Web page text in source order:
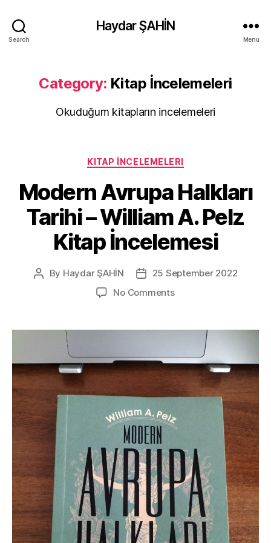
Search
Haydar ŞAHİN
Menu
Category: Kitap İncelemeleri
Okuduğum kitapların incelemeleri
Categories
KITAP İNCELEMELERI
Modern Avrupa Halkları
Tarihi – William A. Pelz
Kitap İncelemesi
Post
By Haydar ŞAHİN
Post25 September 2022
No Commentson
Halkları
–
William
Pelz
İncelemesi